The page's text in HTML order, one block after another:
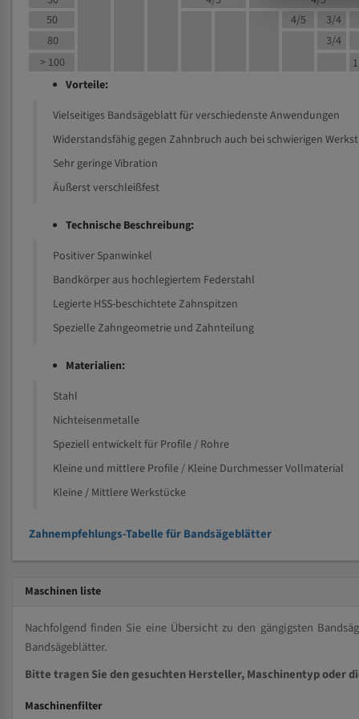
50
4/5 3/4
80
3/4
> 100
Vorteile:
Vielseitiges Bandsägeblatt für verschiedenste Anwendungen
Widerstandsfähig gegen Zahnbruch auch bei schwierigen
Sehr geringe Vibration
Äußerst verschleißfest
Technische Beschreibung:
Positiver Spanwinkel
Bandkörper aus hochlegiertem Federstahl
Legierte HSS-beschichtete Zahnspitzen
Spezielle Zahngeometrie und Zahnteilung
Materialien:
Stahl
Nichteisenmetalle
Speziell entwickelt für Profile / Rohre
Kleine und mittlere Profile / Kleine Durchmesser Vollmaterial
Kleine / Mittlere Werkstücke
Zahnempfehlungs-Tabelle für Bandsägeblätter
Maschinen liste
Nachfolgend finden Sie eine Übersicht zu den gängigsten
Bandsägeblätter.
Bitte tragen Sie den gesuchten Hersteller, Maschinentyp oder
Maschinenfilter